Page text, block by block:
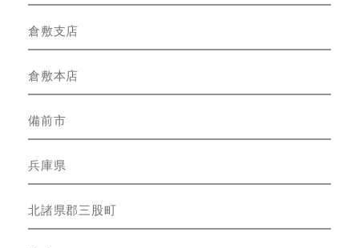
倉敷支店
倉敷本店
備前市
兵庫県
北諸県郡三股町